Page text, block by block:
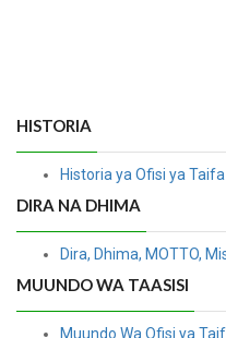
HISTORIA
Historia ya Ofisi ya
DIRA NA DHIMA
Dira, Dhima, MOTTO,
MUUNDO WA TAASISI
Muundo Wa Ofisi ya